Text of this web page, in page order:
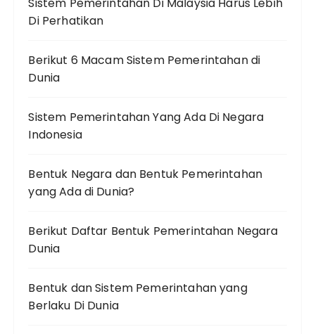
Di Perhatikan
Berikut 6 Macam Sistem Pemerintahan di
Dunia
Sistem Pemerintahan Yang Ada Di Negara
Indonesia
Bentuk Negara dan Bentuk Pemerintahan
yang Ada di Dunia?
Berikut Daftar Bentuk Pemerintahan Negara
Dunia
Bentuk dan Sistem Pemerintahan yang
Berlaku Di Dunia